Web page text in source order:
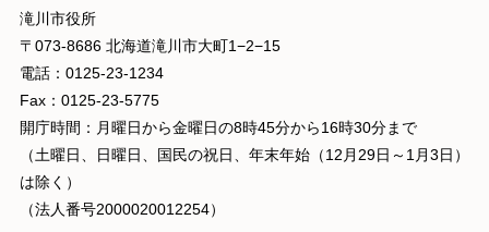
滝川市役所
〒073-8686 北海道滝川市大町1−2−15
電話：0125-23-1234
Fax：0125-23-5775
開庁時間：月曜日から金曜日の8時45分から16時30分まで
（土曜日、日曜日、国民の祝日、年末年始（12月29日～1月3日）
は除く）
（法人番号2000020012254）